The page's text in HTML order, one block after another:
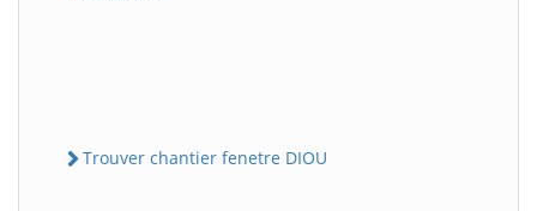
Trouver chantier fenetre DIOU